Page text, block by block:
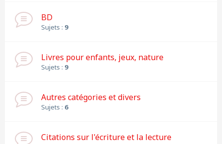
BD
Sujets : 9
Livres pour enfants, jeux, nature
Sujets : 9
Autres catégories et divers
Sujets : 6
Citations sur l'écriture et la lecture